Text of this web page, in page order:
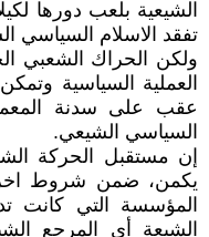
الشیعیة بلعب دورها
تفقد الاسلام السیاسي
ولکن الحراك الشعبي
العملیة السیاسیة
عقب علی سدنة
السیاسي الشیعي.
إن مستقبل الحرکة
یکمن، ضمن شروط
المؤسسة التي کانت
الشیعة أي المرجع